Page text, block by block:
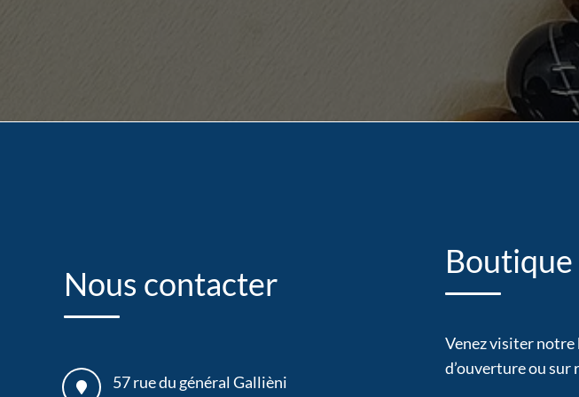
Nous contacter
57 rue du général Gallièni
Venez visiter notre
d’ouverture ou sur